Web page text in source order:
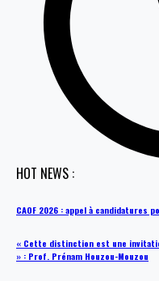
HOT NEWS :
CAOF 2026 : appel à
« Cette distinction est une
» : Prof. Prénam Houzou-Mouzou